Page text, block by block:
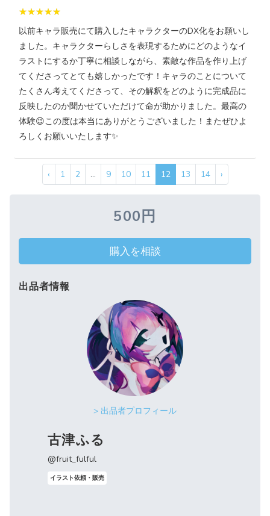
以前キャラ販売にて購入したキャラクターのDX化をお願いし
ました。キャラクターらしさを表現するためにどのようなイ
ラストにするか丁寧に相談しながら、素敵な作品を作り上げ
てくださってとても嬉しかったです！キャラのことについて
たくさん考えてくださって、その解釈をどのように完成品に
反映したのか聞かせていただけて命が助かりました。最高の
体験😉この度は本当にありがとうございました！またぜひよ
ろしくお願いいたします✨
‹ 1 2 ... 9 10 11 12 13 14 ›
500円
購入を相談
出品者情報
> 出品者プロフィール
古津ふる
@fruit_fulful
イラスト依頼・販売